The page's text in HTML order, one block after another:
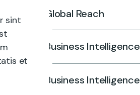
sint
et
Global Reach
Business Intelligence
Business Intelligence